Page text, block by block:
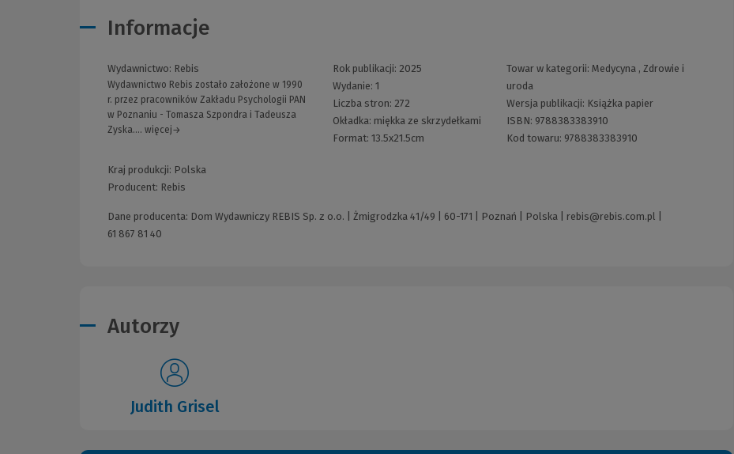
Informacje
Wydawnictwo: Rebis
Wydawnictwo Rebis zostało założone w 1990
r. przez pracowników Zakładu Psychologii PAN
w Poznaniu - Tomasza Szpondra i Tadeusza
Zyska.... więcej→
Kraj produkcji: Polska
Producent: Rebis
Rok publikacji: 2025
Wydanie: 1
Liczba stron: 272
Okładka: miękka ze skrzydełkami
Format: 13.5x21.5cm
Towar w kategorii: Medycyna, Zdrowie i
uroda
Wersja publikacji: Książka papier
ISBN: 9788383383910
Kod towaru: 9788383383910
Dane producenta: Dom Wydawniczy REBIS Sp. z o.o. | Żmigrodzka 41/49 | 60-171 | Poznań | Polska | rebis@rebis.com.pl
61 867 81 40
Autorzy
Judith Grisel